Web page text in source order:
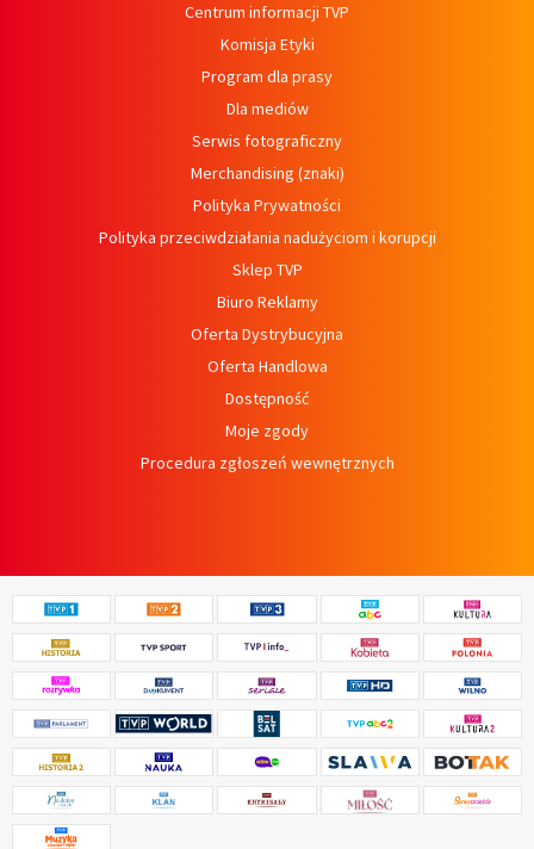
Centrum informacji TVP
Komisja Etyki
Program dla prasy
Dla mediów
Serwis fotograficzny
Merchandising (znaki)
Polityka Prywatności
Polityka przeciwdziałania nadużyciom i korupcji
Sklep TVP
Biuro Reklamy
Oferta Dystrybucyjna
Oferta Handlowa
Dostępność
Moje zgody
Procedura zgłoszeń wewnętrznych